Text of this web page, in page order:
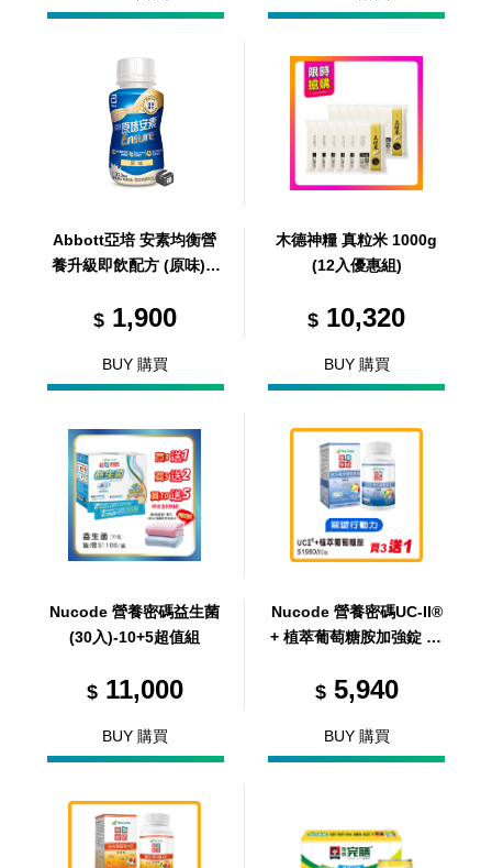
Abbott亞培 安素均衡營
養升級即飲配方 (原味) 2
共1箱)
$1,900
BUY 購買
木德神糧 真粒米 1000g
(12入優惠組)
$ 10,320
BUY 購買
Nucode 營養密碼益生菌
(30入)-10+5超值組
$11,000
BUY 購買
Nucode 營養密碼UC-II®
+ 植萃葡萄糖胺加強錠 80
4 瓶)
$5,940
BUY 購買